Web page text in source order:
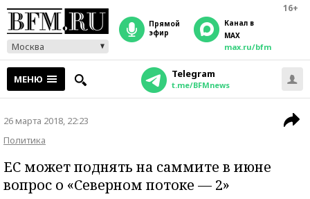
16+
Москва
прямой
эфир
Канал в
MAX
max.ru/bfm
МЕНЮ Telegram
t.me/BFMnews
26 марта 2018, 22:23
Политика
ЕС может поднять на саммите в июне
вопрос о «Северном потоке — 2»